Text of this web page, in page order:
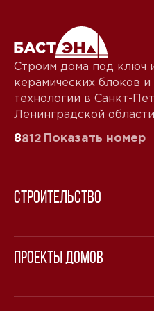
Строим дома под ключ
керамических блоков
технологии в Санкт-
Ленинградской
8812 Показать номер
Строительство
Проекты домов
Telegram
Даюсогласие на
подтверждаю, что
обработки